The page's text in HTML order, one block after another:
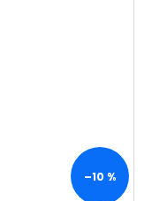
–10 %